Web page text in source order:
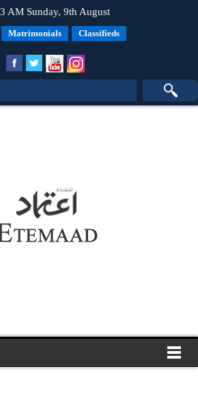
AM Sunday, 9th August
Matrimonials Classifieds